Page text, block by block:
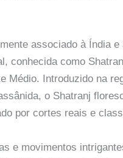
associado à Índia e
conhecida como
Médio. Introduzido na
o Shatranj
por cortes reais e
e movimentos